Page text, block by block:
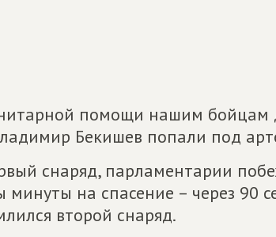
помощи нашим бойцам
Бекишев попали под
снаряд, парламентарии
минуты на спасение – через 90
второй снаряд.